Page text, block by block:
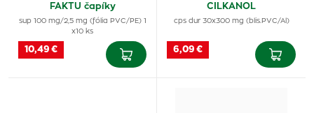
FAKTU čapíky
sup 100 mg/2,5 mg (fólia PVC/PE) 1
x10 ks
10,49 €
CILKANOL
cps dur 30x300 mg (blis.PVC/Al)
6,09 €